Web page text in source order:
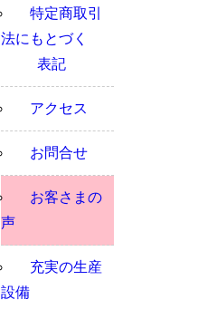
特定商取引
法にもとづく
表記
アクセス
お問合せ
お客さまの
声
充実の生産
設備